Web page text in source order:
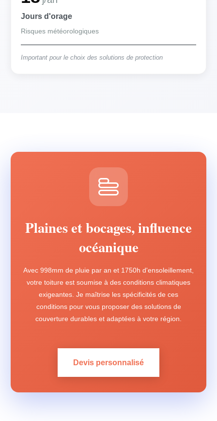
Jours d'orage
Risques météorologiques
Important pour le choix des solutions de protection
Plaines et bocages, influence
océanique
Avec 998mm de pluie par an et 1750h d'ensoleillement,
votre toiture est soumise à des conditions climatiques
exigeantes. Je maîtrise les spécificités de ces
conditions pour vous proposer des solutions de
couverture durables et adaptées à votre région.
Devis personnalisé